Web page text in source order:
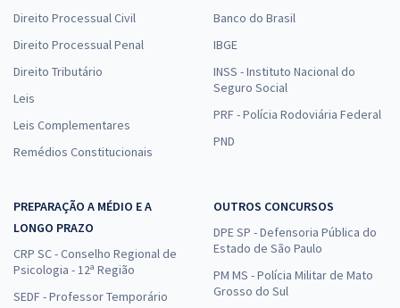
TCE MA - Tribunal de Contas do Estado do Maranhão -
Conhecimentos Específicos para Analista Estadual de Apoio ao
Controle Externo - Área: Apoio Técnico-Administrativo -
Especialidade: Psicologia (Pós-Edital)
à vista
ou 12x de
Comprar
Direito Processual Civil
Direito Processual Penal
Direito Tributário
Leis
Leis Complementares
Remédios Constitucionais
Banco do Brasil
IBGE
INSS - Instituto Nacional do
Seguro Social
PRF - Polícia Rodoviária Federal
PND
PREPARAÇÃO A MÉDIO E A
LONGO PRAZO
CRP SC - Conselho Regional de
Psicologia - 12ª Região
SEDF - Professor Temporário
OUTROS CONCURSOS
DPE SP - Defensoria Pública do
Estado de São Paulo
PM MS - Polícia Militar de Mato
Grosso do Sul